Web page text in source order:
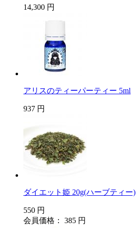
14,300 円
アリスのティーパーティー 5ml
937 円
ダイエット姫 20g(ハーブティー)
550 円
会員価格： 385 円